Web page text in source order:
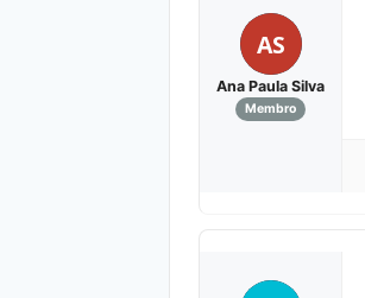
AS
Ana Paula Silva
Membro